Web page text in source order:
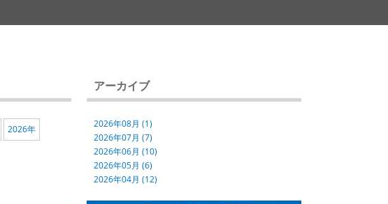
2026年
アーカイブ
2026年08月 (1)
2026年07月 (7)
2026年06月 (10)
2026年05月 (6)
2026年04月 (12)